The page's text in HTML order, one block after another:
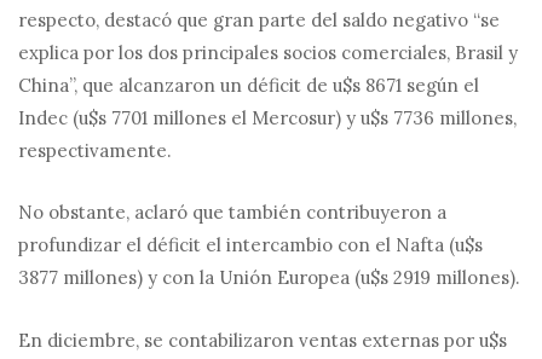
respecto, destacó que gran parte del saldo negativo “se
explica por los dos principales socios comerciales, Brasil y
China”, que alcanzaron un déficit de u$s 8671 según el
Indec (u$s 7701 millones el Mercosur) y u$s 7736 millones,
respectivamente.
No obstante, aclaró que también contribuyeron a
profundizar el déficit el intercambio con el Nafta (u$s
3877 millones) y con la Unión Europea (u$s 2919 millones).
En diciembre, se contabilizaron ventas externas por u$s